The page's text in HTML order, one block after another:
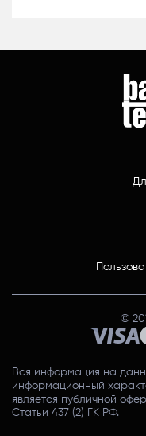
©
Вся информация на
информационный
является публичной
Статьи 437 (2) ГК РФ.